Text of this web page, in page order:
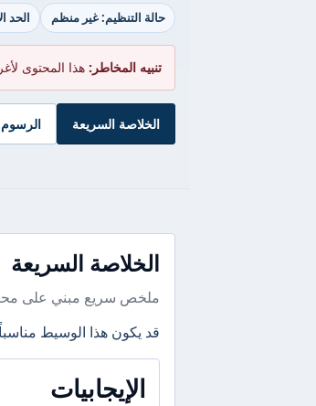
حالة التنظيم: غير منظم الحد
تنبيه المخاطر: هذا المحتوى
الخلاصة السريعة الرسوم
الخلاصة السريعة
ملخص سريع مبني على
قد يكون هذا الوسيط
الإيجابيات